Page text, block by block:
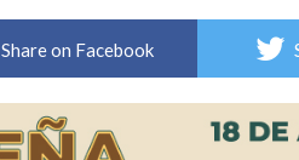
Share on Facebook